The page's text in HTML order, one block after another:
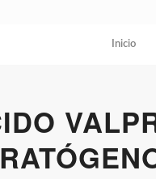
Inicio